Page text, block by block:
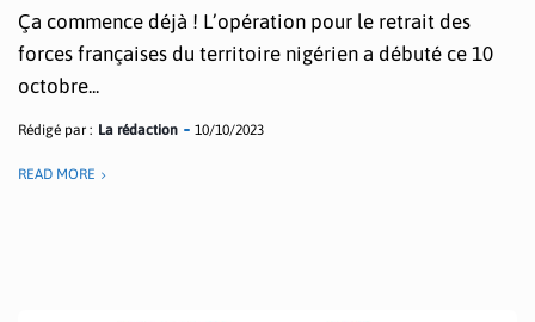
Ça commence déjà ! L’opération pour le retrait des
forces françaises du territoire nigérien a débuté ce 10
octobre...
Rédigé par : La rédaction 10/10/2023
READ MORE